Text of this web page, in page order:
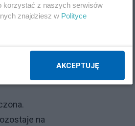
na
korzystać z naszych serwisów
znajdziesz w Polityce
AKCEPTUJĘ